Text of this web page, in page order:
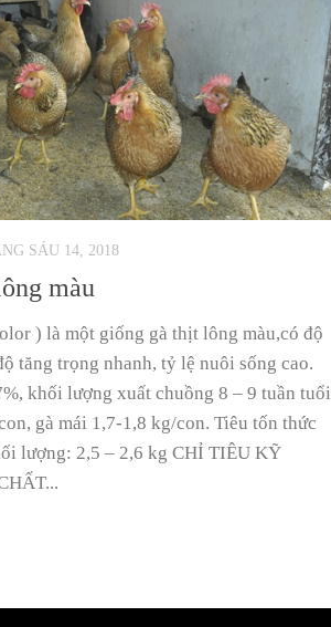
SÁU 14, 2018
màu
) là một giống gà thịt lông màu,có độ
tăng trọng nhanh, tỷ lệ nuôi sống cao.
khối lượng xuất chuồng 8 – 9 tuần tuổi
gà mái 1,7-1,8 kg/con. Tiêu tốn thức
lượng: 2,5 – 2,6 kg CHỈ TIÊU KỸ